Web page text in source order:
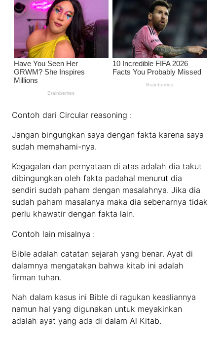
Contoh dari Circular reasoning :
Jangan bingungkan saya dengan fakta karena saya
sudah memahami-nya.
Kegagalan dan pernyataan di atas adalah dia takut
dibingungkan oleh fakta padahal menurut dia
sendiri sudah paham dengan masalahnya. Jika dia
sudah paham masalanya maka dia sebenarnya tidak
perlu khawatir dengan fakta lain.
Contoh lain misalnya :
Bible adalah catatan sejarah yang benar. Ayat di
dalamnya mengatakan bahwa kitab ini adalah
firman tuhan.
Nah dalam kasus ini Bible di ragukan keasliannya
namun hal yang digunakan untuk meyakinkan
adalah ayat yang ada di dalam Al Kitab.